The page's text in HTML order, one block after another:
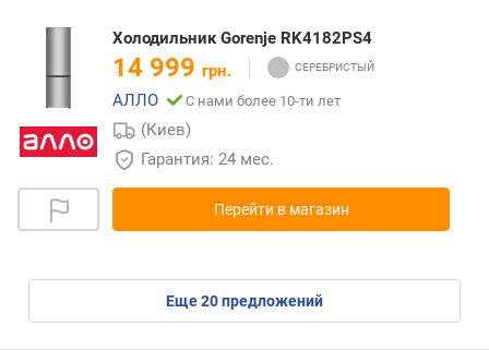
Холодильник Gorenje RK4182PS4
14 999 грн.
АЛЛО
С нами более 10-ти лет
(Киев)
Гарантия: 24 мес.
Перейти в магазин
eще20предложений